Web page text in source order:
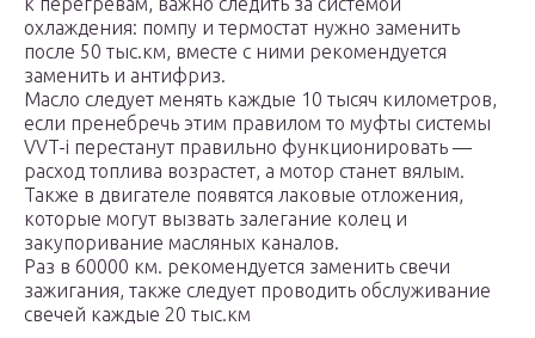
охлаждения: помпу и термостат нужно заменить
после 50 тыс.км, вместе с ними рекомендуется
заменить и антифриз.
Масло следует менять каждые 10 тысяч километров,
если пренебречь этим правилом то муфты системы
VVT-i перестанут правильно функционировать —
расход топлива возрастет, а мотор станет вялым.
Также в двигателе появятся лаковые отложения,
которые могут вызвать залегание колец и
закупоривание масляных каналов.
Раз в 60000 км. рекомендуется заменить свечи
зажигания, также следует проводить обслуживание
свечей каждые 20 тыс.км